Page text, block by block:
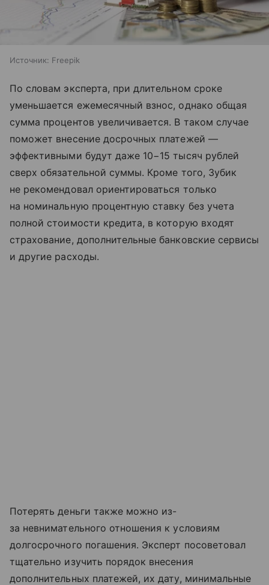
Источник: Freepik
По словам эксперта, при длительном сроке
уменьшается ежемесячный взнос, однако общая
сумма процентов увеличивается. В таком случае
поможет внесение досрочных платежей —
эффективными будут даже 10−15 тысяч рублей
сверх обязательной суммы. Кроме того, Зубик
не рекомендовал ориентироваться только
на номинальную процентную ставку без учета
полной стоимости кредита, в которую входят
страхование, дополнительные банковские сервисы
и другие расходы.
Потерять деньги также можно из-
за невнимательного отношения к условиям
долгосрочного погашения. Эксперт посоветовал
тщательно изучить порядок внесения
дополнительных платежей, их дату, минимальные